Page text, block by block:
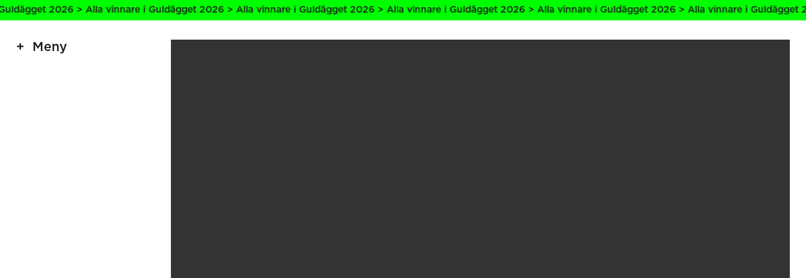
2026 > Alla vinnare i Guldägget 2026 > Alla vinnare i Guldägget 2026 > Alla vinnare i Guldägget 2026 > Alla vinnare i Guldägget 2026 > Alla vinnare i Guldägget 2026
Meny